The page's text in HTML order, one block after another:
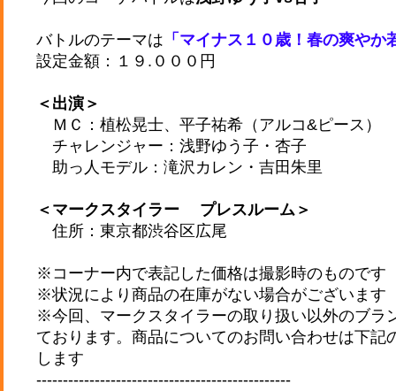
バトルのテーマは 「マイナス１０歳！春の爽やか
設定金額：１９.０００円
＜出演＞
ＭＣ：植松晃士、平子祐希（アルコ&ピース）
チャレンジャー：浅野ゆう子・杏子
助っ人モデル：滝沢カレン・吉田朱里
＜マークスタイラー プレスルーム＞
住所：東京都渋谷区広尾
※コーナー内で表記した価格は撮影時のものです
※状況により商品の在庫がない場合がございます
※今回、マークスタイラーの取り扱い以外のブラ
ております。商品についてのお問い合わせは下記
します
------------------------------------------------